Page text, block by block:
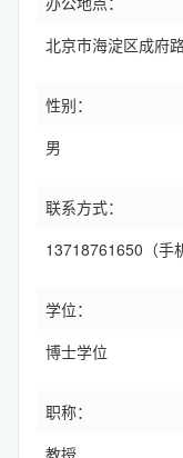
北京市海淀区成府
性别：
男
联系方式：
13718761650（手
学位：
博士学位
职称：
教授